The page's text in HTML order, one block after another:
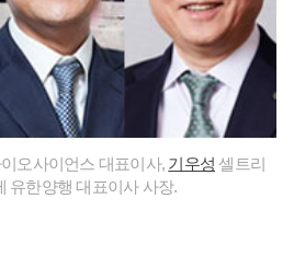
오사이언스 대표이사, 기우성 셀트리
유한양행 대표이사 사장.